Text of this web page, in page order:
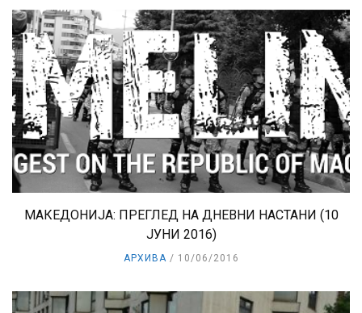
МАКЕДОНИЈА: ПРЕГЛЕД НА ДНЕВНИ НАСТАНИ (10
ЈУНИ 2016)
АРХИВА 10/06/2016